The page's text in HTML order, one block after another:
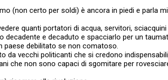
(non certo per soldi) è ancora in piedi e parla
quanti portatori di acqua, servitori,
decadente e decaduto e spacciarlo per un
paese debilitato se non comatoso.
da vecchi politicanti che si credono
che non sono capaci di sgomitare per